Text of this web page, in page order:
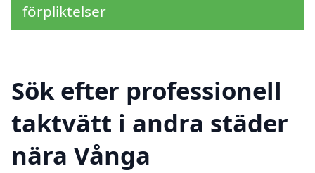
förpliktelser
Sök efter professionell
taktvätt i andra städer
nära Vånga